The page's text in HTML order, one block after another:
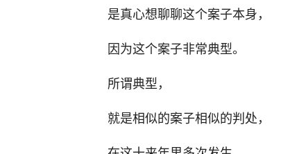
是真心想聊聊这个案子本身，
因为这个案子非常典型。
所谓典型，
就是相似的案子相似的判处，